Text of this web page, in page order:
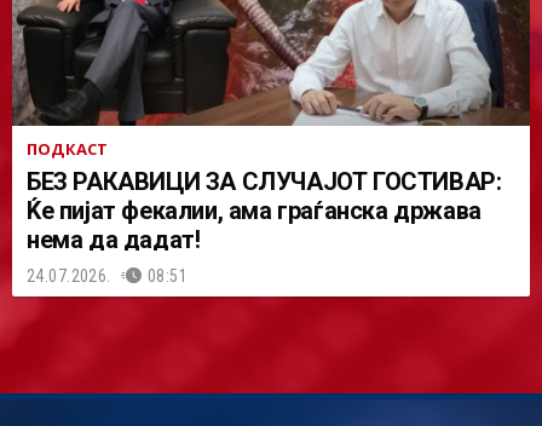
ПОДКАСТ
БЕЗ РАКАВИЦИ ЗА СЛУЧАЈОТ ГОСТИВАР:
Ќе пијат фекалии, ама граѓанска држава
нема да дадат!
24.07.2026. 08:51